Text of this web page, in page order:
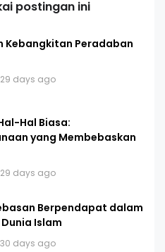
postingan ini
Kebangkitan Peradaban
29 days ago
Hal Biasa:
yang Membebaskan
29 days ago
Berpendapat dalam
Islam
30 days ago